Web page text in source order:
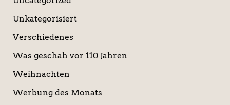
Unkategorisiert
Verschiedenes
Was geschah vor 110 Jahren
Weihnachten
Werbung des Monats